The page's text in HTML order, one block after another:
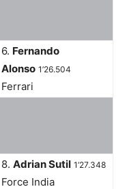
6. Fernando
Alonso 1’26.504
Ferrari
8. Adrian Sutil 1’27.348
Force India